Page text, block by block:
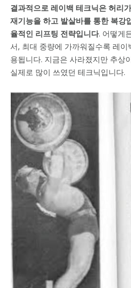
결과적으로 레이백 테크닉은 허리
재기능을 하고 발살바를 통한 복강
율적인 리프팅 전략입니다. 어떻게
서, 최대 중량에 가까워질수록 레
용됩니다. 지금은 사라졌지만 추상
실제로 많이 쓰였던 테크닉입니다.